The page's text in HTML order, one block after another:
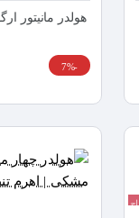
-7%